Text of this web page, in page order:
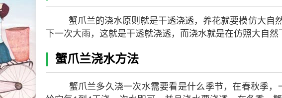
蟹爪兰的浇水原则就是干透浇透，养花就要模仿大自
下一次大雨，这就是干透就浇透，而浇水就是在仿照大自
蟹爪兰浇水方法
蟹爪兰多久浇一次水需要看是什么季节，在春秋季，